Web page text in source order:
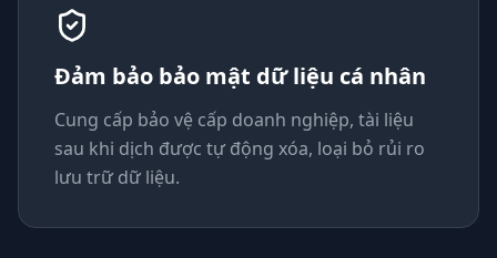
Đảm bảo bảo mật dữ liệu cá nhân
Cung cấp bảo vệ cấp doanh nghiệp, tài liệu
sau khi dịch được tự động xóa, loại bỏ rủi ro
lưu trữ dữ liệu.